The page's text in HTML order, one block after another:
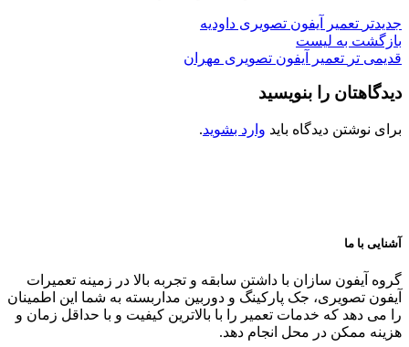
جدیدتر تعمیر آیفون تصویری داودیه
بازگشت به لیست
قدیمی تر تعمیر آیفون تصویری مهران
دیدگاهتان را بنویسید
برای نوشتن دیدگاه باید وارد بشوید.
آشنایی با ما
گروه آیفون سازان با داشتن سابقه و تجربه بالا در زمینه تعمیرات
آیفون تصویری، جک پارکینگ و دوربین مداربسته به شما این اطمینان
را می دهد که خدمات تعمیر را با بالاترین کیفیت و با حداقل زمان و
هزینه ممکن در محل انجام دهد.